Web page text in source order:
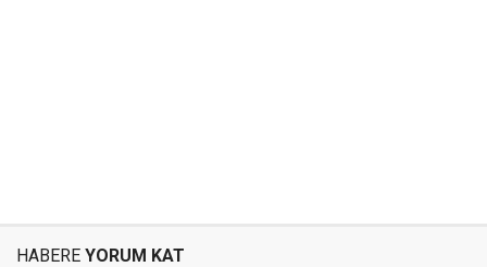
HABERE YORUM KAT